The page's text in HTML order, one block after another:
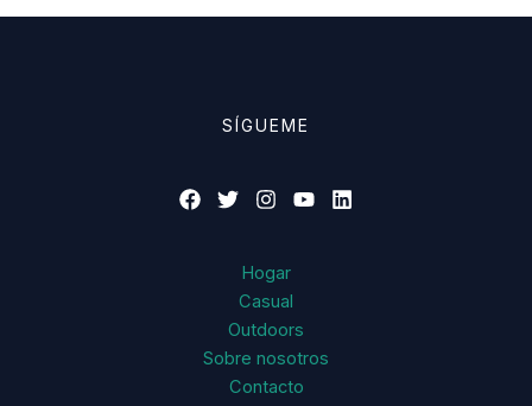
SÍGUEME
Hogar
Casual
Outdoors
Sobre nosotros
Contacto